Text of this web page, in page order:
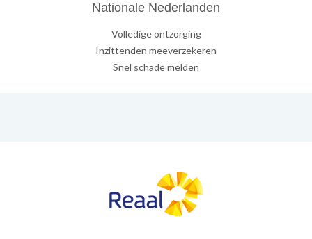
Nationale Nederlanden
Volledige ontzorging
Inzittenden meeverzekeren
Snel schade melden